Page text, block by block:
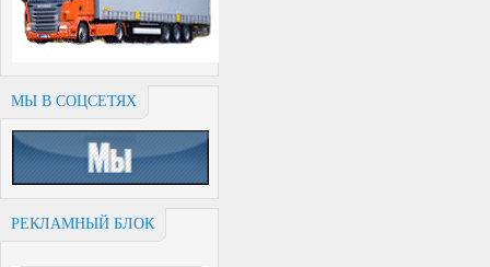
МЫ В СОЦСЕТЯХ
РЕКЛАМНЫЙ БЛОК